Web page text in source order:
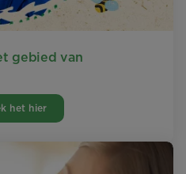
gebied van
het hier